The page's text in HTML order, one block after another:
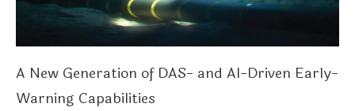
A New Generation of DAS- and AI-Driven Early-
Warning Capabilities